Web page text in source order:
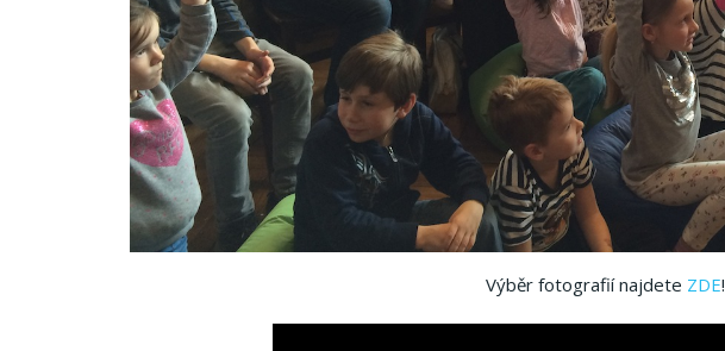
Výběr fotografií najdete ZDE!